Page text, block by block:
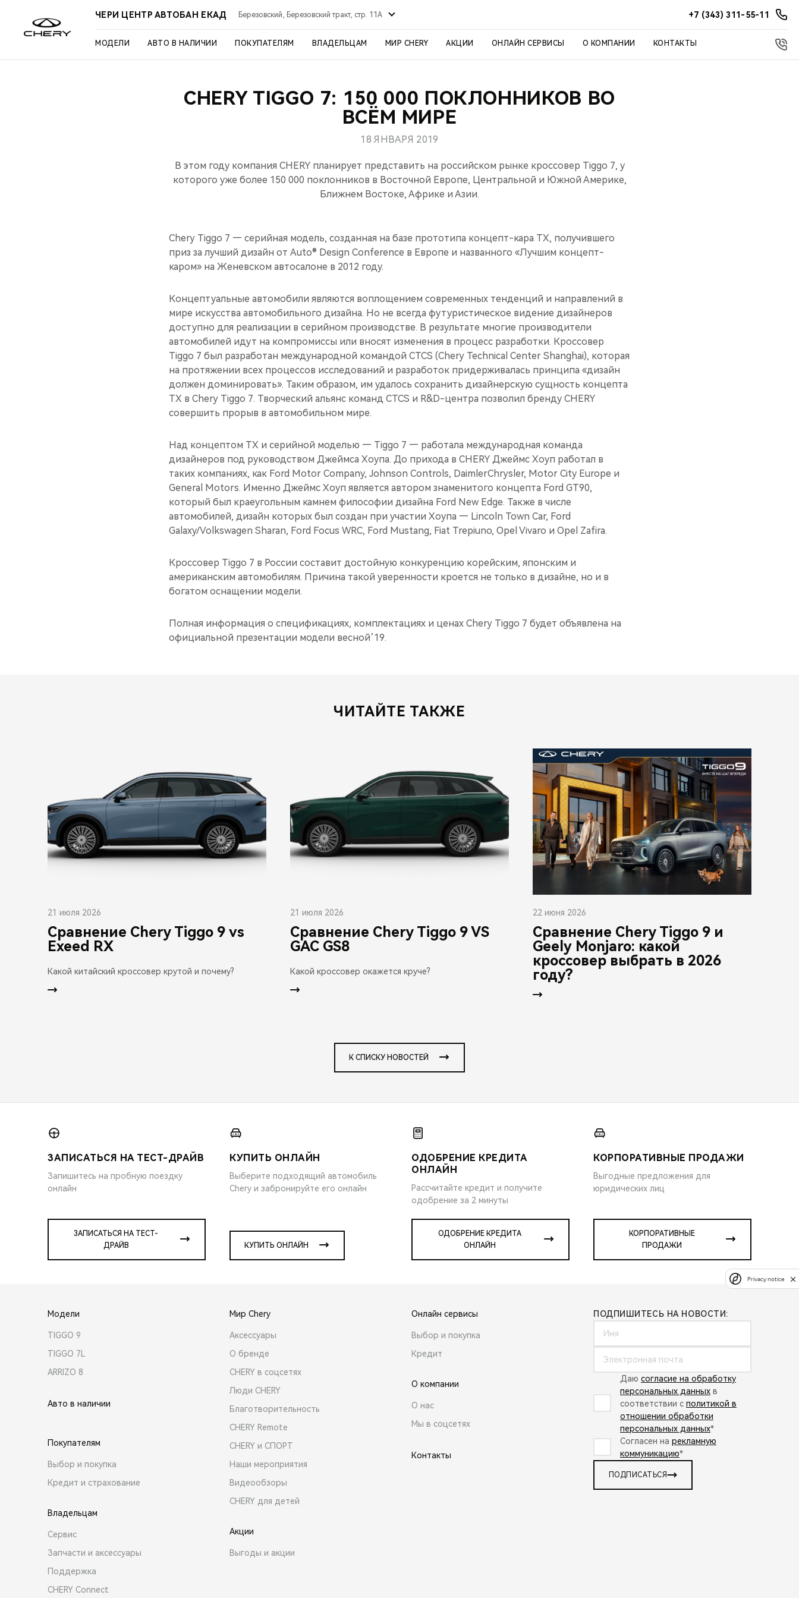
ЧЕРИ ЦЕНТР АВТОБАН ЕКАД Березовский, Березовский тракт, стр. 11А +7 (343) 311-55-11
МОДЕЛИ АВТО В НАЛИЧИИ ПОКУПАТЕЛЯМ ВЛАДЕЛЬЦАМ МИР CHERY АКЦИИ ОНЛАЙН СЕРВИСЫ О КОМПАНИИ КОНТАКТЫ
CHERY TIGGO 7: 150 000 ПОКЛОННИКОВ ВО
ВСЁМ МИРЕ
18 ЯНВАРЯ 2019
В этом году компания CHERY планирует представить на российском рынке кроссовер Tiggo 7, у
которого уже более 150 000 поклонников в Восточной Европе, Центральной и Южной Америке,
Ближнем Востоке, Африке и Азии.
Chery Tiggo 7 — серийная модель, созданная на базе прототипа концепт-кара TX, получившего
приз за лучший дизайн от Auto® Design Conference в Европе и названного «Лучшим концепт-
каром» на Женевском автосалоне в 2012 году.
Концептуальные автомобили являются воплощением современных тенденций и направлений в
мире искусства автомобильного дизайна. Но не всегда футуристическое видение дизайнеров
доступно для реализации в серийном производстве. В результате многие производители
автомобилей идут на компромиссы или вносят изменения в процесс разработки. Кроссовер
Tiggo 7 был разработан международной командой CTCS (Chery Technical Center Shanghai), которая
на протяжении всех процессов исследований и разработок придерживалась принципа «дизайн
должен доминировать». Таким образом, им удалось сохранить дизайнерскую сущность концепта
TX в Chery Tiggo 7. Творческий альянс команд CTCS и R&D-центра позволил бренду CHERY
совершить прорыв в автомобильном мире.
Над концептом TX и серийной моделью — Tiggo 7 — работала международная команда
дизайнеров под руководством Джеймса Хоупа. До прихода в CHERY Джеймс Хоуп работал в
таких компаниях, как Ford Motor Company, Johnson Controls, DaimlerChrysler, Motor City Europe и
General Motors. Именно Джеймс Хоуп является автором знаменитого концепта Ford GT90,
который был краеугольным камнем философии дизайна Ford New Edge. Также в числе
автомобилей, дизайн которых был создан при участии Хоупа — Lincoln Town Car, Ford
Galaxy/Volkswagen Sharan, Ford Focus WRC, Ford Mustang, Fiat Trepiuno, Opel Vivaro и Opel Zafira.
Кроссовер Tiggo 7 в России составит достойную конкуренцию корейским, японским и
американским автомобилям. Причина такой уверенности кроется не только в дизайне, но и в
богатом оснащении модели.
Полная информация о спецификациях, комплектациях и ценах Chery Tiggo 7 будет объявлена на
официальной презентации модели весной’19.
ЧИТАЙТЕ ТАКЖЕ
21 июля 2026
Сравнение Chery Tiggo 9 vs
Exeed RX
Какой китайский кроссовер крутой и почему?
21 июля 2026
Сравнение Chery Tiggo 9 VS
GAC GS8
Какой кроссовер окажется круче?
22 июня 2026
Сравнение Chery Tiggo 9 и
Geely Monjaro: какой
кроссовер выбрать в 2026
году?
К СПИСКУ НОВОСТЕЙ
ЗАПИСАТЬСЯ НА ТЕСТ-ДРАЙВ
Запишитесь на пробную поездку
онлайн
ЗАПИСАТЬСЯ НА ТЕСТ-
ДРАЙВ
КУПИТЬ ОНЛАЙН
Выберите подходящий автомобиль
Chery и забронируйте его онлайн
КУПИТЬ ОНЛАЙН
ОДОБРЕНИЕ КРЕДИТА
ОНЛАЙН
Рассчитайте кредит и получите
одобрение за 2 минуты
ОДОБРЕНИЕ КРЕДИТА
ОНЛАЙН
КОРПОРАТИВНЫЕ ПРОДАЖИ
Выгодные предложения для
юридических лиц
КОРПОРАТИВНЫЕ
ПРОДАЖИ
Модели
TIGGO 9
TIGGO 7L
ARRIZO 8
Авто в наличии
Покупателям
Выбор и покупка
Кредит и страхование
Владельцам
Сервис
Запчасти и аксессуары
Поддержка
CHERY Connect
Мир Chery
Аксессуары
О бренде
CHERY в соцсетях
Люди CHERY
Благотворительность
CHERY Remote
CHERY и СПОРТ
Наши мероприятия
Видеообзоры
CHERY для детей
Акции
Выгоды и акции
Онлайн сервисы
Выбор и покупка
Кредит
О компании
О нас
Мы в соцсетях
Контакты
ПОДПИШИТЕСЬ НА НОВОСТИ:
Даю согласие на обработку
персональных данных в
соответствии с политикой в
отношении обработки
персональных данных*
Согласен на рекламную
коммуникацию*
ПОДПИСАТЬСЯ
Privacy notice